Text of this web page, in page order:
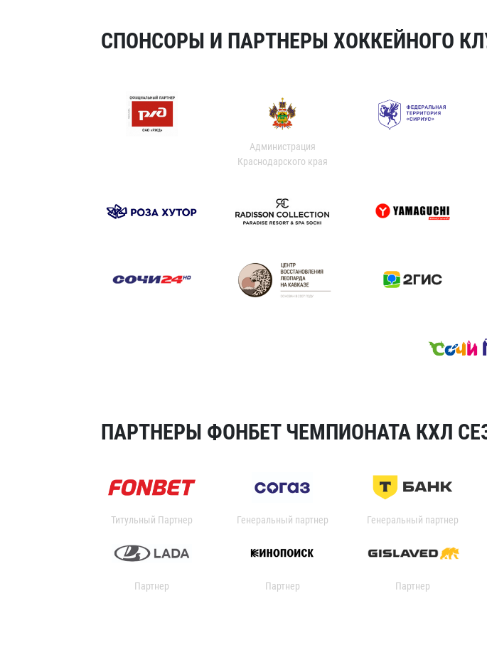
СПОНСОРЫ И ПАРТНЕРЫ ХОККЕЙНОГО
Администрация
Краснодарского края
ПАРТНЕРЫ ФОНБЕТ ЧЕМПИОНАТА КХЛ
Титульный Партнер Генеральный партнер Генеральный партнер
Партнер Партнер Партнер